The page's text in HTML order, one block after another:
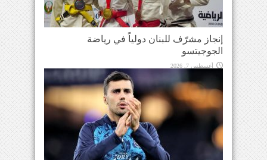
إنجاز مشرّف للبنان دولياً في رياضة
الجوجيتسو
أغسطس 7, 2026